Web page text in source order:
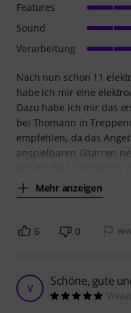
Nach nun schon 11
habe ich mir eine
Dazu habe ich mir das
bei Thomann in
empfehlen, da das
anspielbaren Gitarren
Mehr anzeigen
Features
Sound
Verarbeitung
6 0
V Schöne, gute